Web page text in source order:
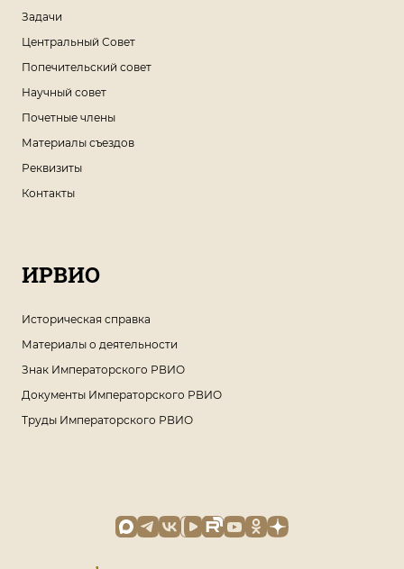
Задачи
Центральный Совет
Попечительский совет
Научный совет
Почетные члены
Материалы съездов
Реквизиты
Контакты
ИРВИО
Историческая справка
Материалы о деятельности
Знак Императорского РВИО
Документы Императорского РВИО
Труды Императорского РВИО